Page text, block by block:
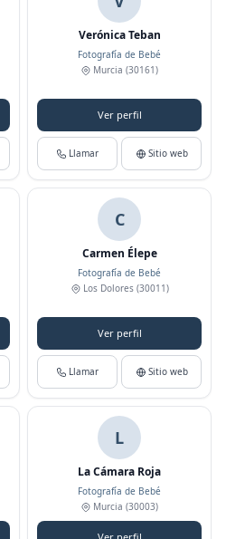
Verónica Teban
Fotografía de Bebé
Murcia (30161)
Ver perfil
Llamar Sitio web
C
Carmen Élepe
Fotografía de Bebé
Los Dolores(30011)
Ver perfil
Llamar Sitio web
L
La Cámara Roja
Fotografía de Bebé
Murcia (30003)